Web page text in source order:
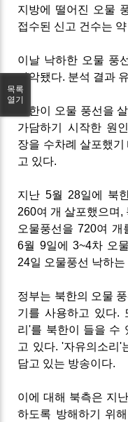
지방에 떨어진 오물
접수된 신고 건수는
이날 낙하한 오물 풍
파악됐다. 분석 결과
북한이 오물 풍선을
가담하기 시작한 원
장을 수차례 살포했기
고 있다.
지난 5월 28일에 북
260여 개 살포했으며,
오물풍선을 720여
6월 9일에 3~4차 오
24일 오물풍선 낙하
정부는 북한의 오물
기를 사용하고 있다.
리'를 북한이 들을 수
고 있다. '자유의소리'
담고 있는 방송이다.
이에 대해 북측은 지
하도록 방해하기 위
목록
열기